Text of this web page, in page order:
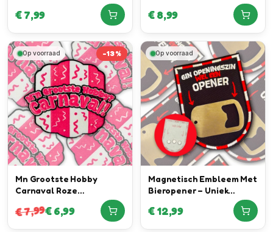
€7,99
samenwerking met Daan
€8,99
Op voorraad -13%
Mn Grootste Hobby
Carnaval Roze
€7,99€6,99
Op voorraad
Magnetisch Embleem Met
Bieropener – Uniek
€12,99